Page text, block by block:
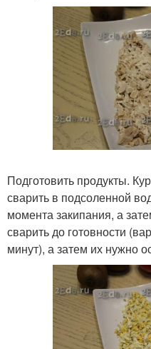
Подготовить продукты.
сварить в подсоленной
момента закипания, а
сварить до готовности
минут), а затем их нужно